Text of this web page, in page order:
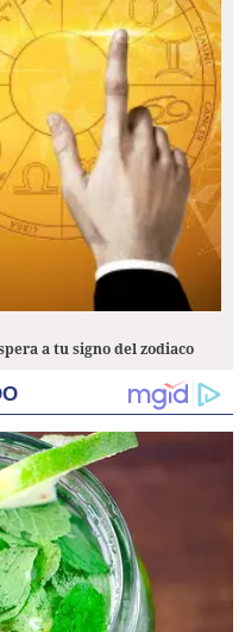
a tu signo del zodiaco